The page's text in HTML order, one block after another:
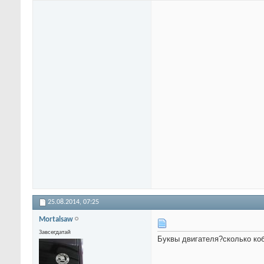
25.08.2014, 07:25
Mortalsaw
Завсегдатай
Буквы двигателя?сколько